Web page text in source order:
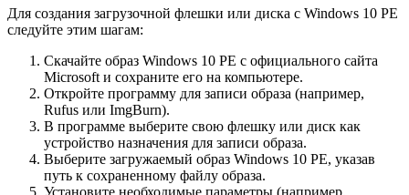
Для создания загрузочной флешки или диска с Windows 10 PE
следуйте этим шагам:
Скачайте образ Windows 10 PE с официального сайта
Microsoft и сохраните его на компьютере.
Откройте программу для записи образа (например,
Rufus или ImgBurn).
В программе выберите свою флешку или диск как
устройство назначения для записи образа.
Выберите загружаемый образ Windows 10 PE, указав
путь к сохраненному файлу образа.
Установите необходимые параметры (например,